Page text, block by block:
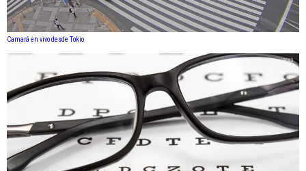
Camará en vivo desde Tokio